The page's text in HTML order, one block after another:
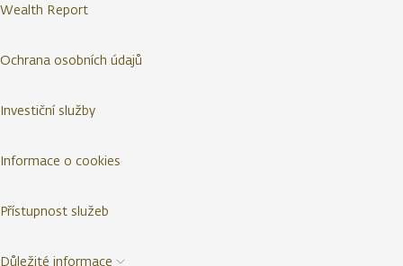
Wealth Report
Ochrana osobních údajů
Investiční služby
Informace o cookies
Přístupnost služeb
Důležité informace